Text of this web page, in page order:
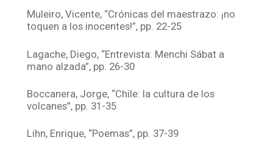
Muleiro, Vicente, “Crónicas del maestrazo: ¡no
toquen a los inocentes!”, pp. 22-25
Lagache, Diego, “Entrevista: Menchi Sábat a
mano alzada”, pp. 26-30
Boccanera, Jorge, “Chile: la cultura de los
volcanes”, pp. 31-35
Lihn, Enrique, “Poemas”, pp. 37-39